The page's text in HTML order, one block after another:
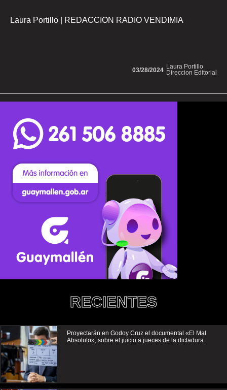
Laura Portillo | REDACCION RADIO VENDIMIA
Laura Portillo
Direccion Editorial
03/28/2024
RECIENTES
Proyectarán en Godoy Cruz el documental «El Mal
Absoluto», sobre el juicio a jueces de la dictadura